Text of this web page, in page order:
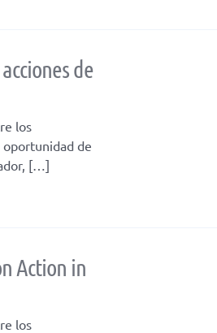
de
los
de
[…]
Action in
los